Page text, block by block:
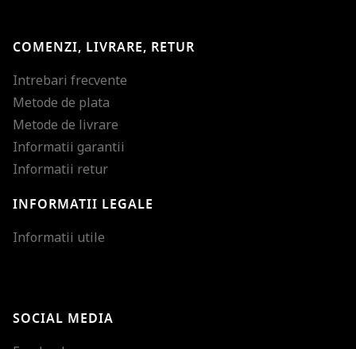
COMENZI, LIVRARE, RETUR
Intrebari frecvente
Metode de plata
Metode de livrare
Informatii garantii
Informatii retur
INFORMATII LEGALE
Informatii utile
SOCIAL MEDIA